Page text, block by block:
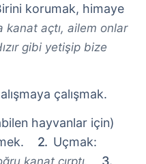
korumak, himaye
kanat açtı, ailem onlar
gibi yetişip bize
çalışmak.
hayvanlar için)
Uçmak:
kanat çırptı.